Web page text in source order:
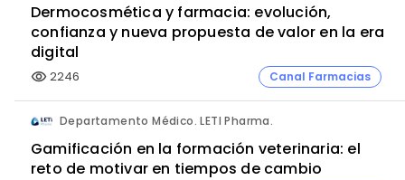
Dermocosmética y farmacia: evolución,
confianza y nueva propuesta de valor en la era
digital
visibility 2246 Canal Farmacias
Departamento Médico. LETI Pharma.
Gamificación en la formación veterinaria: el
reto de motivar en tiempos de cambio